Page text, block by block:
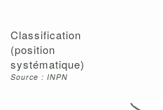
Classification
(position
systématique)
Source : INPN